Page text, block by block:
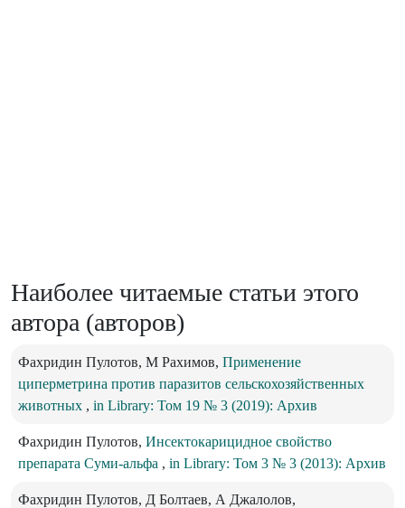
Наиболее читаемые статьи этого
автора (авторов)
Фахридин Пулотов, М Рахимов, Применение
циперметрина против паразитов сельскохозяйственных
животных , in Library: Том 19 № 3 (2019): Архив
Фахридин Пулотов, Инсектокарицидное свойство
препарата Суми-альфа , in Library: Том 3 № 3 (2013): Архив
Фахридин Пулотов, Д Болтаев, А Джалолов,